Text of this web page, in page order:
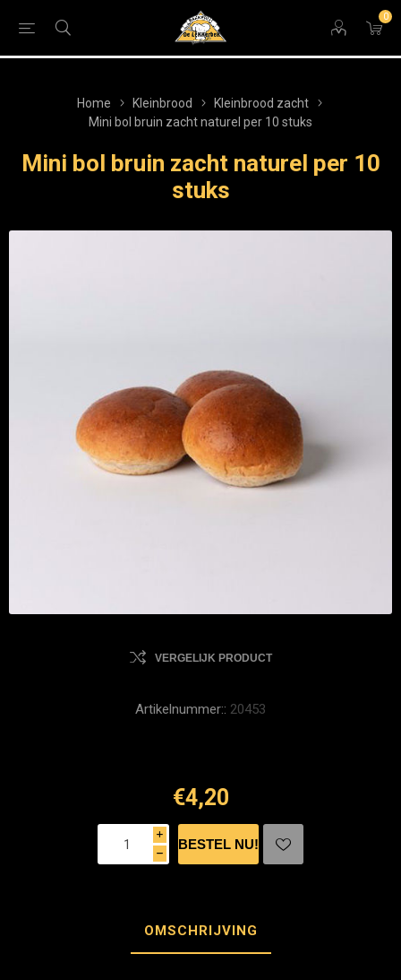
0
Home Kleinbrood
Kleinbrood zacht
Mini bol bruin zacht naturel per 10 stuks
Mini bol bruin zacht naturel per 10
stuks
VERGELIJK PRODUCT
Artikelnummer:: 20453
€4,20
i
h
OMSCHRIJVING